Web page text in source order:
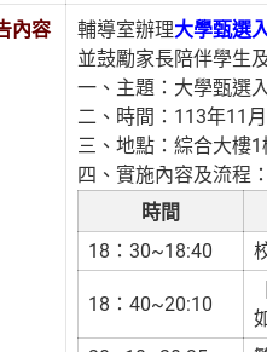
內容 輔導室辦理大學甄選
並鼓勵家長陪伴學生
一、主題：大學甄選
二、時間：113年11
三、地點：綜合大樓
四、實施內容及流程：
時間
18：30~18:40
18：40~20:10